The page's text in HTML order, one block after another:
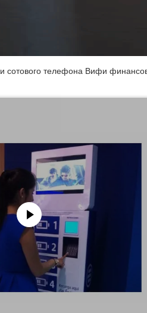
сотового телефона Вифи